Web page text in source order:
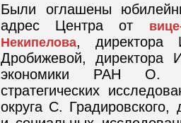
Были оглашены
адрес Центра от
Некипелова, директора
Дробижевой, директора
экономики РАН О.
стратегических
округа С. Градировского,